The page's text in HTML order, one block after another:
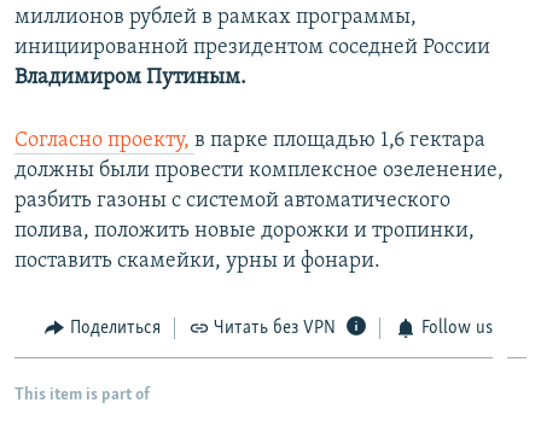
миллионов рублей в рамках программы,
инициированной президентом соседней России
Владимиром Путиным.
Согласно проекту, в парке площадью 1,6 гектара
должны были провести комплексное озеленение,
разбить газоны с системой автоматического
полива, положить новые дорожки и тропинки,
поставить скамейки, урны и фонари.
Поделиться Читать без VPN Follow us
This item is part of